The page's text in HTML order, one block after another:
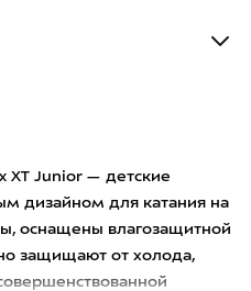
XT Junior — детские
дизайном для катания на
оснащены влагозащитной
защищают от холода,